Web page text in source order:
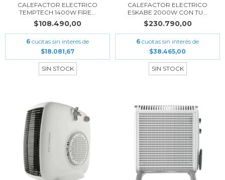
CALEFACTOR ELECTRICO
TEMPTECH 1400W FIRE...
$108.490,00
6 cuotas sin interés de
$18.081,67
SIN STOCK
CALEFACTOR ELECTRICO
ESKABE 2000W CON TU...
$230.790,00
6 cuotas sin interés de
$38.465,00
SIN STOCK